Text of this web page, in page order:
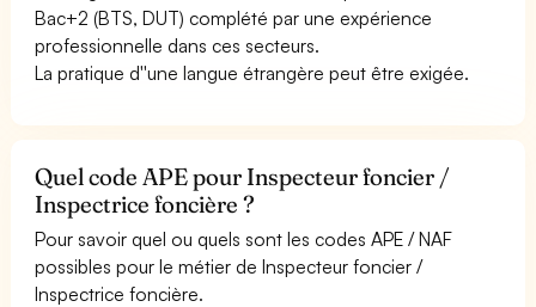
Bac+2 (BTS, DUT) complété par une expérience
professionnelle dans ces secteurs.
La pratique d''une langue étrangère peut être exigée.
Quel code APE pour Inspecteur foncier /
Inspectrice foncière ?
Pour savoir quel ou quels sont les codes APE / NAF
possibles pour le métier de Inspecteur foncier /
Inspectrice foncière.